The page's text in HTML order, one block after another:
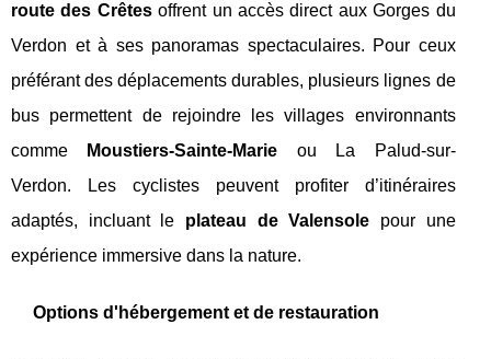
route des Crêtesoffrent un accès direct aux Gorges du
Verdon et à ses panoramas spectaculaires. Pour ceux
préférant des déplacements durables, plusieurs lignes de
bus permettent de rejoindre les villages environnants
comme
Moustiers-Sainte-Marie ou La Palud-sur-
Verdon. Les cyclistes peuvent profiter d’itinéraires
adaptés, incluant le plateau de Valensole pour une
expérience immersive dans la nature.
Options d'hébergement et de restauration